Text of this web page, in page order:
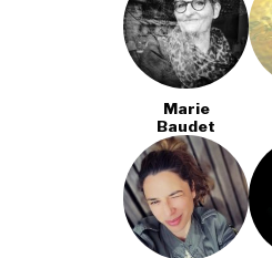
Marie
Baudet